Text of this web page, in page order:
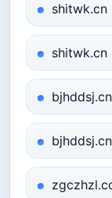
shitwk.cn
shitwk.cn
bjhddsj.cn
bjhddsj.cn